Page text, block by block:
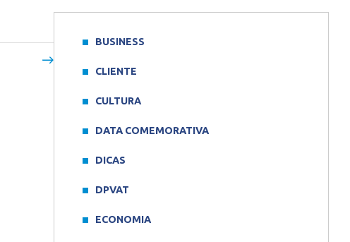
BUSINESS
CLIENTE
CULTURA
DATA COMEMORATIVA
DICAS
DPVAT
ECONOMIA